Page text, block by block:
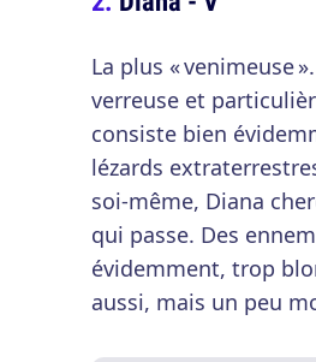
La plus « venimeuse
verreuse et
consiste bien
lézards
soi-même, Diana
qui passe. Des
évidemment, trop
aussi, mais un peu